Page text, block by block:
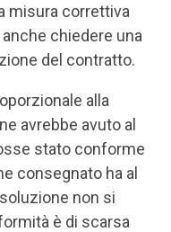
misura correttiva
chiedere una
del contratto.
alla
avrebbe avuto al
stato conforme
consegnato ha al
non si
è di scarsa